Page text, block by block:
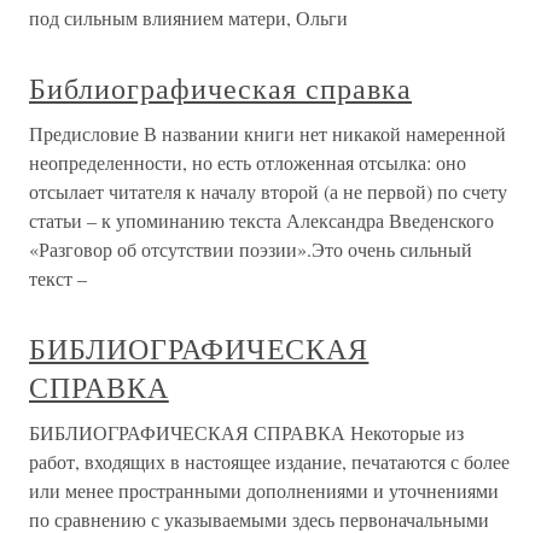
под сильным влиянием матери, Ольги
Библиографическая справка
Предисловие В названии книги нет никакой намеренной
неопределенности, но есть отложенная отсылка: оно
отсылает читателя к началу второй (а не первой) по счету
статьи – к упоминанию текста Александра Введенского
«Разговор об отсутствии поэзии».Это очень сильный
текст –
БИБЛИОГРАФИЧЕСКАЯ
СПРАВКА
БИБЛИОГРАФИЧЕСКАЯ СПРАВКА Некоторые из
работ, входящих в настоящее издание, печатаются с более
или менее пространными дополнениями и уточнениями
по сравнению с указываемыми здесь первоначальными